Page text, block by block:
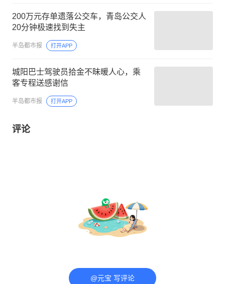
200万元存单遗落公交车，青岛公交人
20分钟极速找到失主
半岛都市报 打开APP
城阳巴士驾驶员拾金不昧暖人心，乘
客专程送感谢信
半岛都市报 打开APP
评论
@元宝 写评论